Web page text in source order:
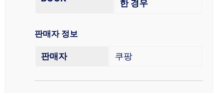
한 경우
판매자 정보
판매자 쿠팡